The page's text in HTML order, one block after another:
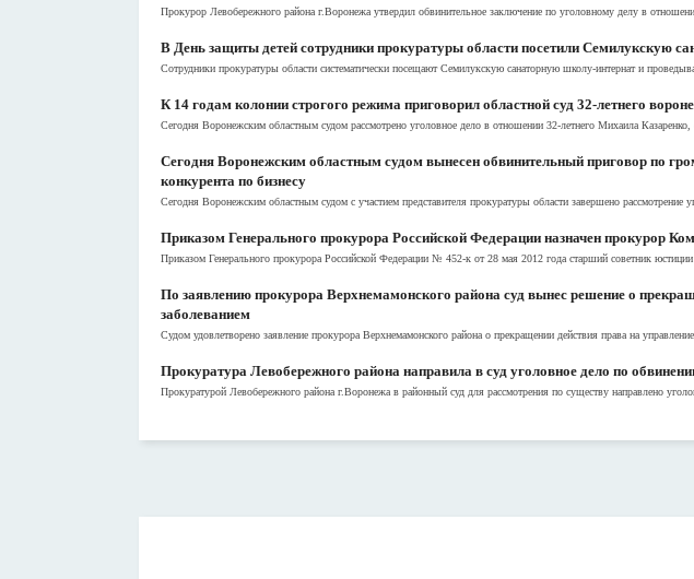
Прокурор Левобережного района г.Воронежа утвердил обвинительное заключение по уголовному делу в
В День защиты детей сотрудники прокуратуры области посетили Семилукскую
Сотрудники прокуратуры области систематически посещают Семилукскую санаторную школу-интернат и
К 14 годам колонии строгого режима приговорил областной суд 32-летнего
Сегодня Воронежским областным судом рассмотрено уголовное дело в отношении 32-летнего Михаила
Сегодня Воронежским областным судом вынесен обвинительный приговор по
конкурента по бизнесу
Сегодня Воронежским областным судом с участием представителя прокуратуры области завершено
Приказом Генерального прокурора Российской Федерации назначен прокурор
Приказом Генерального прокурора Российской Федерации № 452-к от 28 мая 2012 года старший советник
По заявлению прокурора Верхнемамонского района суд вынес решение о
заболеванием
Судом удовлетворено заявление прокурора Верхнемамонского района о прекращении действия права на
Прокуратура Левобережного района направила в суд уголовное дело по
Прокуратурой Левобережного района г.Воронежа в районный суд для рассмотрения по существу направлено